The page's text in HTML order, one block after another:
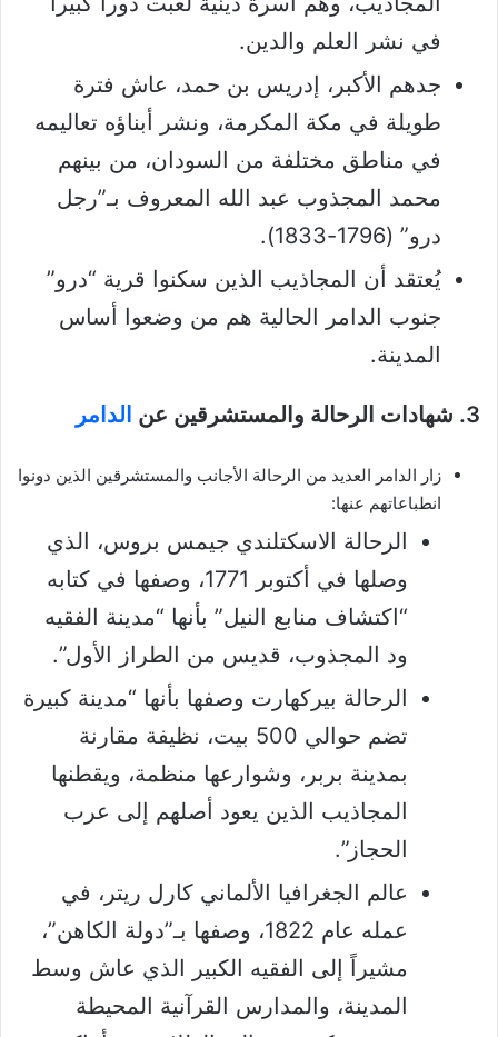
في نشر العلم والدين.
جدهم الأكبر، إدريس بن حمد، عاش فترة
طويلة في مكة المكرمة، ونشر أبناؤه تعاليمه
في مناطق مختلفة من السودان، من بينهم
محمد المجذوب عبد الله المعروف بـ”رجل
درو” (1796-1833).
يُعتقد أن المجاذيب الذين سكنوا قرية “درو”
جنوب الدامر الحالية هم من وضعوا أساس
المدينة.
3. شهادات الرحالة والمستشرقين عن الدامر
زار الدامر العديد من الرحالة الأجانب والمستشرقين الذين دونوا
انطباعاتهم عنها:
الرحالة الاسكتلندي جيمس بروس، الذي
وصلها في أكتوبر 1771، وصفها في كتابه
“اكتشاف منابع النيل” بأنها “مدينة الفقيه
ود المجذوب، قديس من الطراز الأول”.
الرحالة بيركهارت وصفها بأنها “مدينة كبيرة
تضم حوالي 500 بيت، نظيفة مقارنة
بمدينة بربر، وشوارعها منظمة، ويقطنها
المجاذيب الذين يعود أصلهم إلى عرب
الحجاز”.
عالم الجغرافيا الألماني كارل ريتر، في
عمله عام 1822، وصفها بـ”دولة الكاهن”،
مشيراً إلى الفقيه الكبير الذي عاش وسط
المدينة، والمدارس القرآنية المحيطة